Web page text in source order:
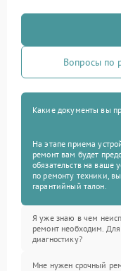
Вопросы по
Какие документы вы
На этапе приема
ремонт вам будет
обязательств на ваше
по ремонту техники,
гарантийный талон.
Я уже знаю в чем
ремонт необходим. Для
диагностику?
Мне нужен срочный